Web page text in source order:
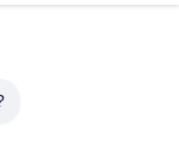
province du